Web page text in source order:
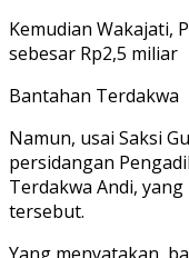
Kemudian Wakajati,
sebesar Rp2,5 miliar
Bantahan Terdakwa
Namun, usai Saksi
persidangan
Terdakwa Andi,
tersebut.